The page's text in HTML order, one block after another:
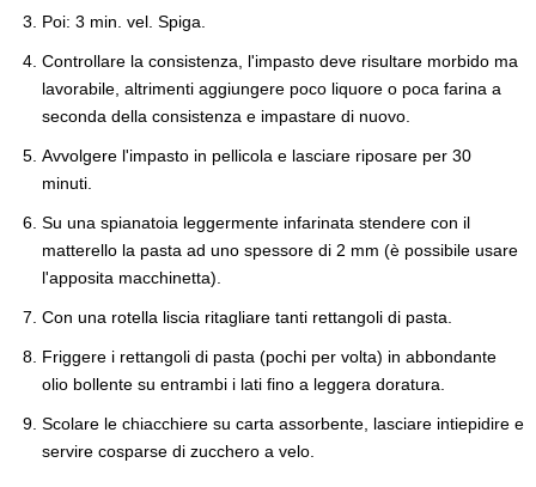
Poi: 3 min. vel. Spiga.
Controllare la consistenza, l'impasto deve risultare morbido ma
lavorabile, altrimenti aggiungere poco liquore o poca farina a
seconda della consistenza e impastare di nuovo.
Avvolgere l'impasto in pellicola e lasciare riposare per 30
minuti.
Su una spianatoia leggermente infarinata stendere con il
matterello la pasta ad uno spessore di 2 mm (è possibile usare
l'apposita macchinetta).
Con una rotella liscia ritagliare tanti rettangoli di pasta.
Friggere i rettangoli di pasta (pochi per volta) in abbondante
olio bollente su entrambi i lati fino a leggera doratura.
Scolare le chiacchiere su carta assorbente, lasciare intiepidire e
servire cosparse di zucchero a velo.